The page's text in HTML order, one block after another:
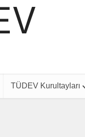
TÜDEV Kurultayları